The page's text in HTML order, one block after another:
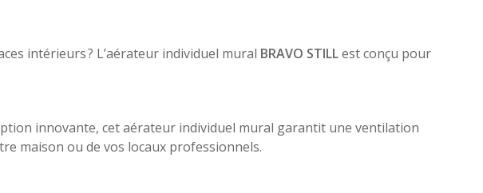
intérieurs ? L’aérateur individuel mural BRAVO STILLest conçu pour
innovante, cet aérateur individuel mural garantit une ventilation
maison ou de vos locaux professionnels.